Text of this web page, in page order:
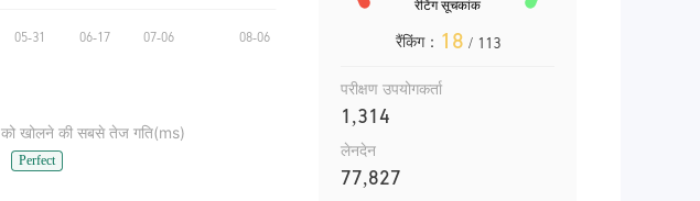
को खोलने की सबसे तेज गति(ms)
Perfect
रैंकिंग： 18 / 113
परीक्षण उपयोगकर्ता
1,314
लेनदेन
77,827